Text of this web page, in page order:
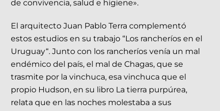
de convivencia, salud e higiene».
El arquitecto Juan Pablo Terra complementó
estos estudios en su trabajo “Los rancheríos en el
Uruguay“. Junto con los rancheríos venía un mal
endémico del país, el mal de Chagas, que se
trasmite por la vinchuca, esa vinchuca que el
propio Hudson, en su libro La tierra purpúrea,
relata que en las noches molestaba a sus